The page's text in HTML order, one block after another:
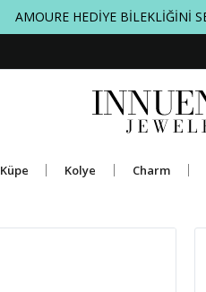
AMOURE HEDİYE BİLEKLİĞİNİ
Küpe Kolye Charm